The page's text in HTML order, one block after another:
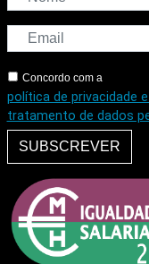
Concordo com a
política de privacidade
tratamento de dados
SUBSCREVER